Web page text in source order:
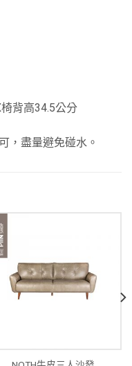
背高34.5公分
，盡量避免碰水。